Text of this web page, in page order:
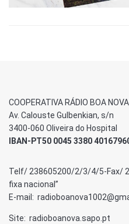
COOPERATIVA RÁDIO BOA
Av. Calouste Gulbenkian, s/n
3400-060 Oliveira do Hospital
IBAN-PT50 0045 3380
Telf/ 238605200/2/3/4/5-Fax/
fixa nacional”
E-mail:
Site: radioboanova.sapo.pt